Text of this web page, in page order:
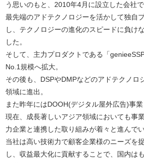
う思いのもと、2010年4月に設立した会社で
最先端のアドテクノロジーを活かして独自
し、テクノロジーの進化のスピードに負け
した。
そして、主力プロダクトである「
No.1規模へ拡大。
その後も、DSPやDMPなどのアドテクノロ
領域に進出。
また昨年にはDOOH(デジタル屋外広告)事業
現在、成長著しいアジア領域においても事
力企業と連携した取り組みが着々と進んでい
当社は高い技術力で顧客企業様のニーズを
し、収益最大化に貢献することで、国内は